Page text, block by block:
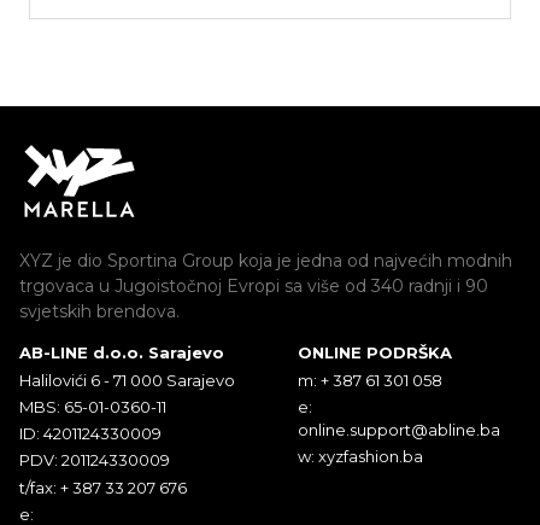
XYZ je dio Sportina Group koja je jedna od najvećih modnih
trgovaca u Jugoistočnoj Evropi sa više od 340 radnji i 90
svjetskih brendova.
AB-LINE d.o.o. Sarajevo
Halilovići 6 - 71 000 Sarajevo
MBS: 65-01-0360-11
ID: 4201124330009
PDV: 201124330009
t/fax: + 387 33 207 676
e:
ONLINE PODRŠKA
m: + 387 61 301 058
e:
online.support@abline.ba
w: xyzfashion.ba